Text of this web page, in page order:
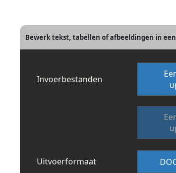
Bewerk tekst, tabellen of afbeeldingen in
Invoerbestanden
Uitvoerformaat